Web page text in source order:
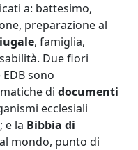
a: battesimo,
preparazione al
, famiglia,
Due fiori
sono
di documenti
ecclesiali
e la Bibbia di
mondo, punto di